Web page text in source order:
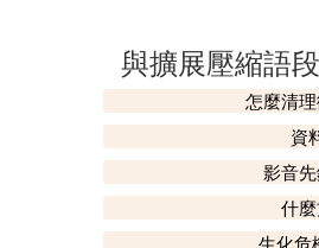
這個句子的主幹是
的人應該是失職的
4、從詞法角度入
否恰當。
語文課下課後，黃曉
這個句子中數詞運
「兩張桌子」「兩
與擴展壓縮語
怎麼清
資
影音
什
生化危